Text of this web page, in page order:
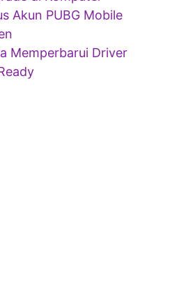
Akun PUBG Mobile
Memperbarui Driver